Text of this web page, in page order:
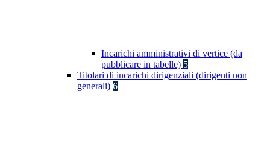
Incarichi amministrativi di vertice (da
pubblicare in tabelle) 5
Titolari di incarichi dirigenziali (dirigenti non
generali) 6